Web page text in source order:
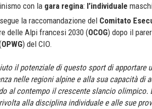
con la gara regina: l’individuale
la raccomandazione del Comitato
delle Alpi francesi 2030 (OCOG) dopo il
OPWG) del CIO.
il potenziale di questo sport di apportare
nelle regioni alpine e alla sua capacità di
al contempo il crescente slancio olimpico.
alla disciplina individuale e alle sue